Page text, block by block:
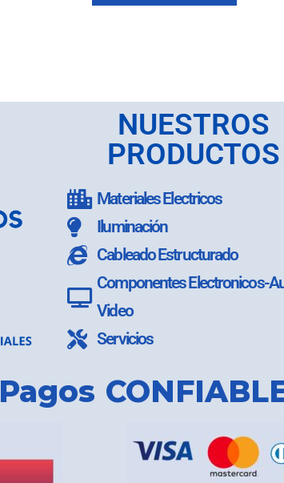
NUESTROS
PRODUCTOS
Materiales Electricos
Iluminación
Cableado Estructurado
Componentes Electronicos-
Video
Servicios
Pagos